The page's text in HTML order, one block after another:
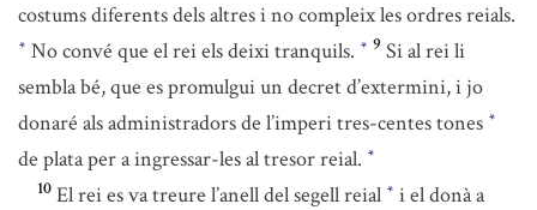
costums diferents dels altres i no compleix les ordres reials.
* No convé que el rei els deixi tranquils. * 9 Si al rei li
sembla bé, que es promulgui un decret d’extermini, i jo
donaré als administradors de l’imperi tres-centes tones *
de plata per a ingressar-les al tresor reial. *
10 El rei es va treure l’anell del segell reial * i el donà a